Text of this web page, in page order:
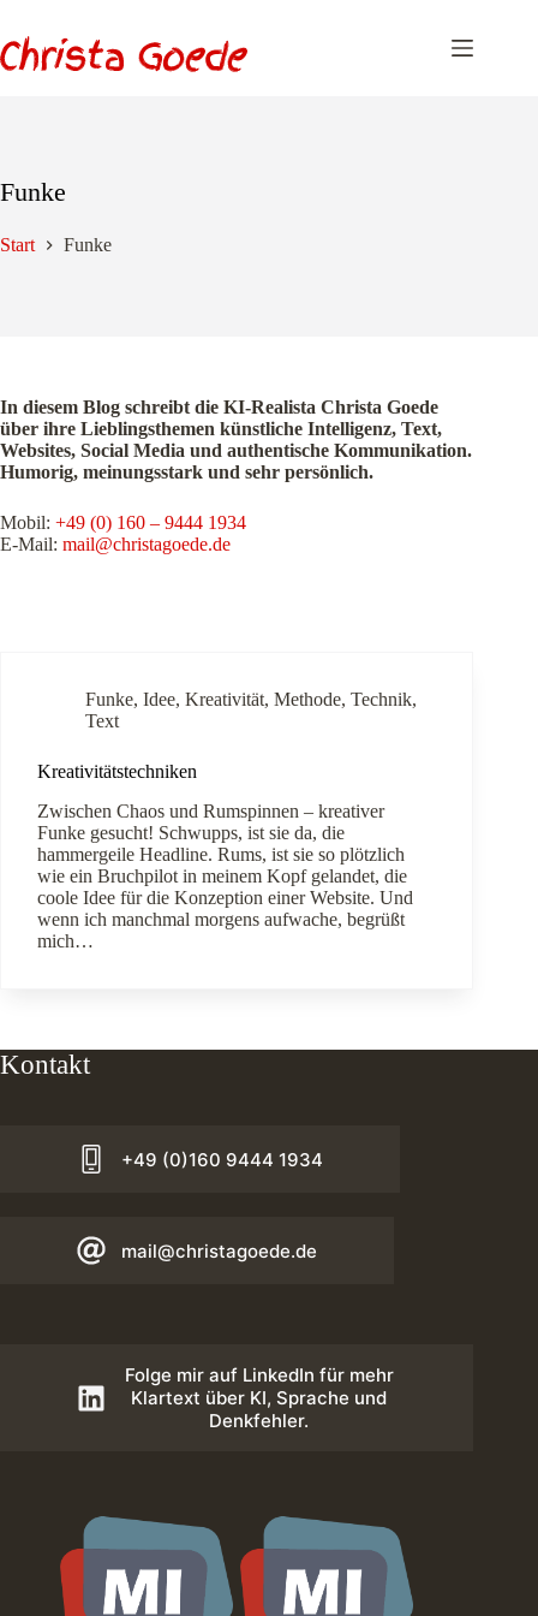
springen
Funke
Start Funke
In diesem Blog schreibt die KI-Realista Christa Goede
über ihre Lieblingsthemen künstliche Intelligenz, Text,
Websites, Social Media und authentische Kommunikation.
Humorig, meinungsstark und sehr persönlich.
Mobil: +49 (0) 160 – 9444 1934
E-Mail: mail@christagoede.de
Funke, Idee, Kreativität, Methode, Technik,
Text
Kreativitätstechniken
Zwischen Chaos und Rumspinnen – kreativer
Funke gesucht! Schwupps, ist sie da, die
hammergeile Headline. Rums, ist sie so plötzlich
wie ein Bruchpilot in meinem Kopf gelandet, die
coole Idee für die Konzeption einer Website. Und
wenn ich manchmal morgens aufwache, begrüßt
mich…
Kontakt
+49 (0)160 9444 1934
mail@christagoede.de
Folge mir auf LinkedIn für mehr
Klartext über KI, Sprache und
Denkfehler.